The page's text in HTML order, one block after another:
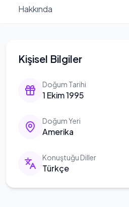
Hakkında
Kişisel Bilgiler
Doğum Tarihi
1 Ekim 1995
Doğum Yeri
Amerika
Konuştuğu Diller
Türkçe